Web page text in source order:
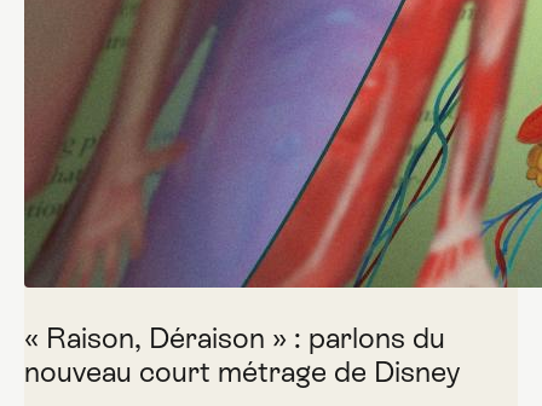
« Raison, Déraison » : parlons du
nouveau court métrage de Disney